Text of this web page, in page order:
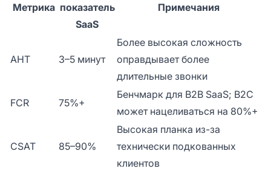
Метрика показатель
SaaS
Примечания
AHT 3–5 минут
Более высокая сложность
оправдывает более
длительные звонки
FCR 75%+
Бенчмарк для B2B SaaS; B2C
может нацеливаться на 80%+
CSAT 85–90%
Высокая планка из-за
технически подкованных
клиентов